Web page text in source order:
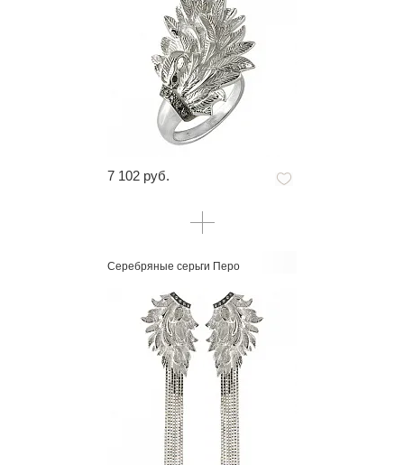
7 102 руб.
Серебряные серьги Перо